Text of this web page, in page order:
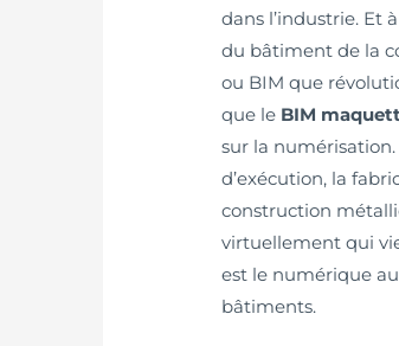
dans l’industrie. Et
du bâtiment de la
ou BIM que
que le BIM
sur la
d’exécution, la
construction
virtuellement qui
est le numérique
bâtiments.